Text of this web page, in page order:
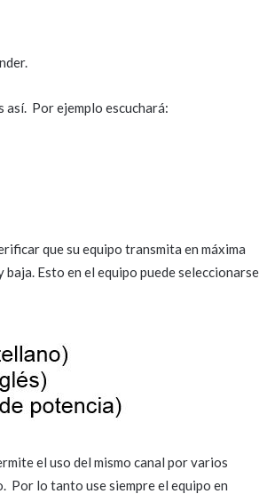
así. Por ejemplo escuchará:
que su equipo transmita en máxima
Esto en el equipo puede seleccionarse
el uso del mismo canal por varios
Por lo tanto use siempre el equipo en